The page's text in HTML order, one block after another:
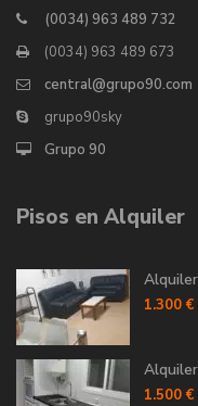
(0034) 963 489 732
(0034) 963 489 673
central@grupo90.com
grupo90sky
Grupo 90
Pisos en Alquiler
1.300 €
1.500 €